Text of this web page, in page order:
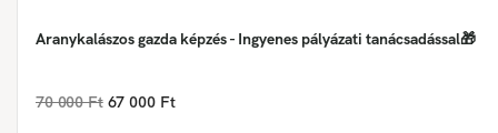
Aranykalászos gazda képzés - Ingyenes pályázati tanácsadással🎁
70 000 Ft 67 000 Ft